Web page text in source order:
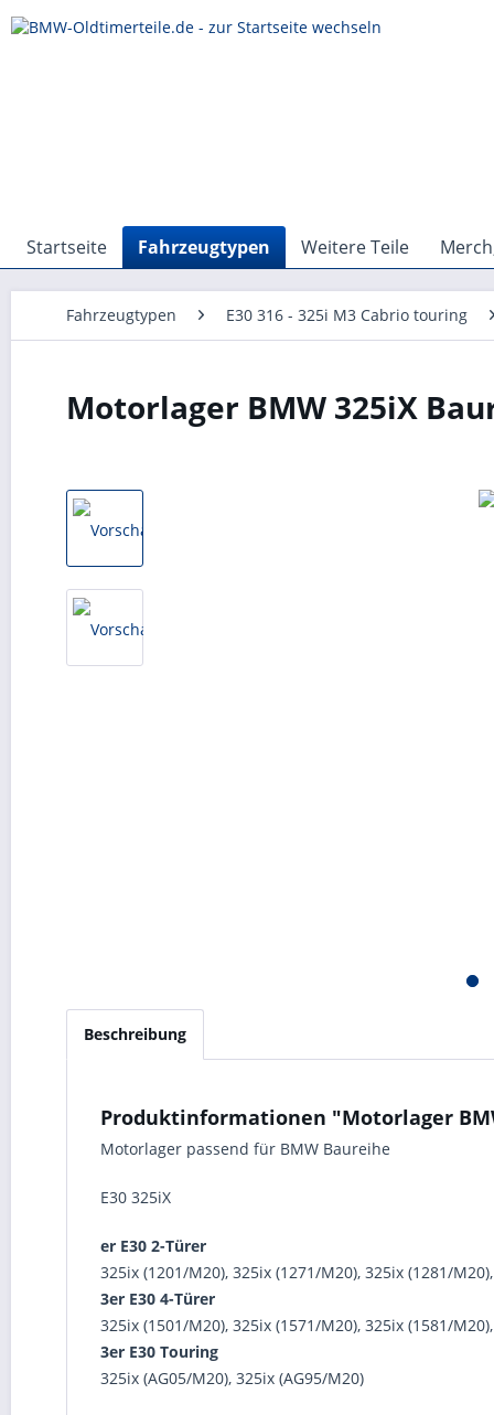
Startseite Fahrzeugtypen Weitere Teile
Fahrzeugtypen E30 316 - 325i M3 Cabrio touring
Motorlager BMW 325iX
Beschreibung
Produktinformationen "Motorlager
Motorlager passend für BMW Baureihe
E30 325iX
er E30 2-Türer
325ix (1201/M20), 325ix (1271/M20), 325ix (1281/
3er E30 4-Türer
325ix (1501/M20), 325ix (1571/M20), 325ix (1581/
3er E30 Touring
325ix (AG05/M20), 325ix (AG95/M20)